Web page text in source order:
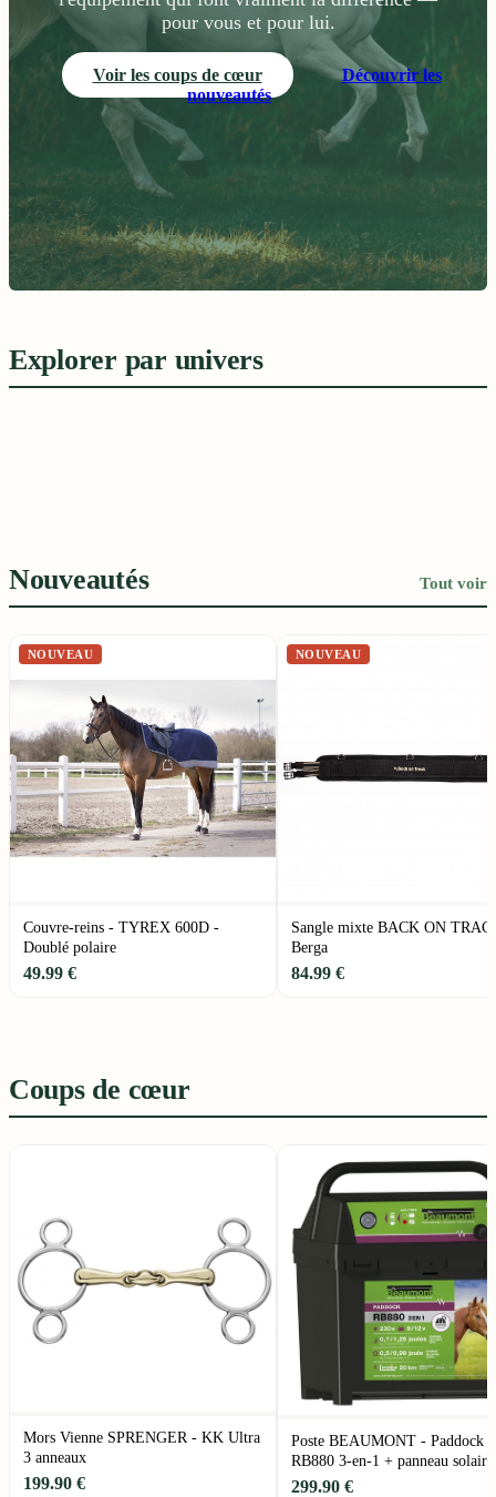
pour vous et pour lui.
Voir les coups de cœur
Découvrir les
nouveautés
Explorer par univers
Cavalier & Cavalière
Vêtements, casques, bottes, airbags
Sellerie & Équipement
Soins du cheval
Nouveautés Tout voir
NOUVEAU
Couvre-reins - TYREX 600D -
Doublé polaire
49.99 €
NOUVEAU
Sangle mixte BACK ON
Berga
84.99 €
Coups de cœur
Mors Vienne SPRENGER - KK Ultra
3 anneaux
199.90 €
Poste BEAUMONT - Paddock
RB880 3-en-1 + panneau
W
299.90 €